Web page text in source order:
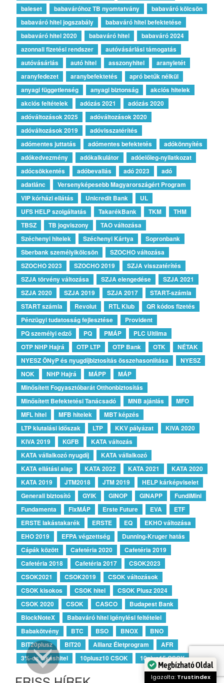
baleset
babaváróhoz TB nyomtatvány
babaváró kölcsön
babaváró hitel jogszabály
babaváró hitel befektetése
babaváró hitel 2020
babaváró hitel
babaváró 2024
azonnali fizetési rendszer
autóvásárlási támogatás
autóvásárlás
autó hitel asszonyhitel
aranyletét
aranyfedezet
aranybefektetés
apró betűk nélkül
anyagi függetlenség
anyagi biztonság
akciós hitelek
akciós feltételek
adózás 2021
adózás 2020
adóváltozások 2025
adóváltozások 2020
adóváltozások 2019
adóvisszatérítés
adómentes juttatás
adómentes befektetés
adókönnyítés
adókedvezmény
adókalkulátor
adóelőleg-nyilatkozat
adócsökkentés
adóbevallás adó 2023
adó
adatlánc
Versenyképesebb Magyarországért Program
VIP kórházi ellátás
Unicredit Bank
UL
UFS HELP szolgáltatás
TakarékBank TKM
THM
TBSZ
TB jogviszony
TAO változása
Széchenyi hitelek
Széchenyi Kártya
Sopronbank
Sberbank személyikölcsön
SZOCHO változása
SZOCHO 2023
SZOCHO 2019
SZJA visszatérítés
SZJA törvény változása
SZJA elengedése
SZJA 2021
SZJA 2020
SZJA 2019 SZJA 2017
START-számla
START számla
Revolut RTL Klub
QR kódos fizetés
Pénzügyi tudatosság fejlesztése
Provident
PQ személyi edző
PQ PMÁP
PLC Ultlima
OTP NHP Hajrá
OTP LTP OTP Bank OTK
NÉTAK
NYESZ ÖNyP és nyugdíjbiztosítás összehasonlítása
NYESZ
NOK
NHP Hajrá MÁPP
MÁP
Minősített Fogyasztóbarát Otthonbiztosítás
Minősített Befektetési Tanácsadó
MNB ajánlás
MFO
MFL hitel
MFB hitelek
MBT képzés
LTP kiutalási időszak
LTP KKV pályázat
KIVA 2020
KIVA 2019
KGFB
KATA változás
KATA vállalkozó nyugdíj
KATA vállalkozó
KATA ellátási alap
KATA 2022 KATA 2021
KATA 2020
KATA 2019
JTM2018 JTM 2019
HELP kárképviselet
Generali biztosító
GYIK GINOP GINAPP
FundiMini
Fundamenta
FixMÁP Erste Future EVA
ETF
ERSTE lakástakarék
ERSTE EQ
EKHO változása
EHO 2019
EFPA végzettség
Dunning-Kruger hatás
Cápák között
Cafetéria 2020
Cafetéria 2019
Cafetéria 2018
Cafetéria 2017
CSOK2023
CSOK2021
CSOK2019
CSOK változások
CSOK kisokos
CSOK hitel
CSOK Plusz 2024
CSOK 2020
CSOK CASCO
Budapest Bank
BlockNoteX
Babaváró hitel igénylési feltételei
Babakötvény
BTC BSO BNOX
BNO
BIT20plusz
BIT20 Allianz Életprogram
AFR
3%-os lakáshitel
10plusz10 CSOK 10plus15 CSOK
Megbízható Oldal
Igazolta: Trustindex